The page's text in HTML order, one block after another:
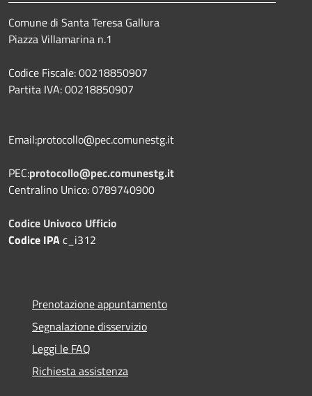
Comune di Santa Teresa Gallura
Piazza Villamarina n.1
Codice Fiscale: 00218850907
Partita IVA: 00218850907
Email:protocollo@pec.comunestg.it
PEC:protocollo@pec.comunestg.it
Centralino Unico: 0789740900
Codice Univoco Ufficio
Codice IPAc_i312
Prenotazione appuntamento
Segnalazione disservizio
Leggi le FAQ
Richiesta assistenza